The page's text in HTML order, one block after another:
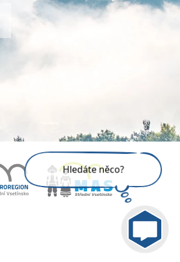
Jsem umělá inteligence a
tenhle web znám
nazpaměť.